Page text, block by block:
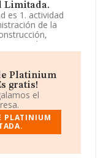
Limitada.
es 1. actividad
de la
al por
está
Sociedad
como 'Gestión y
código
en mercados
disponible
Platinium
gratis!
el
PLATINIUM